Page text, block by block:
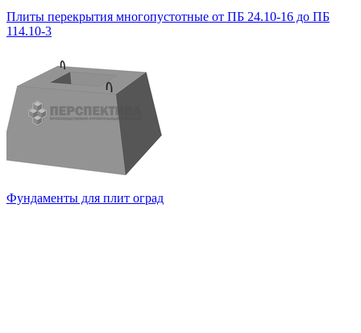
Плиты перекрытия многопустотные от ПБ 24.10-16 до ПБ
114.10-3
Фундаменты для плит оград